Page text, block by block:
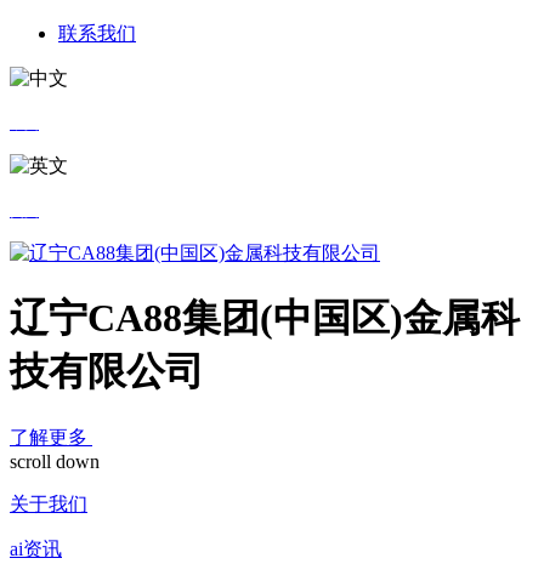
联系我们
辽宁CA88集团(中国区)金属科
技有限公司
了解更多
scroll down
关于我们
ai资讯